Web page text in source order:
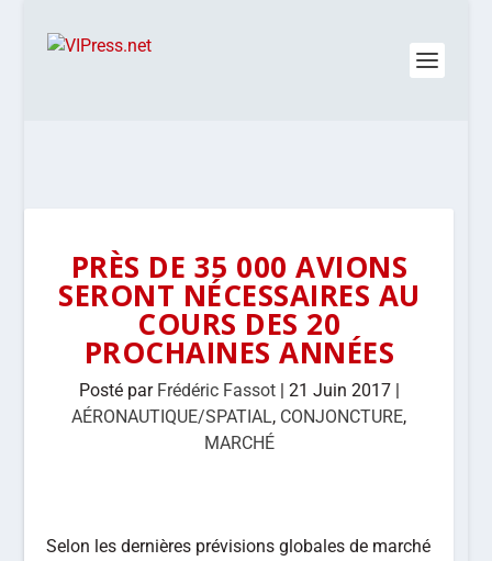
PRÈS DE 35 000 AVIONS
SERONT NÉCESSAIRES AU
COURS DES 20
PROCHAINES ANNÉES
Posté par Frédéric Fassot| 21 Juin 2017|
AÉRONAUTIQUE/SPATIAL, CONJONCTURE,
MARCHÉ
Selon les dernières prévisions globales de marché